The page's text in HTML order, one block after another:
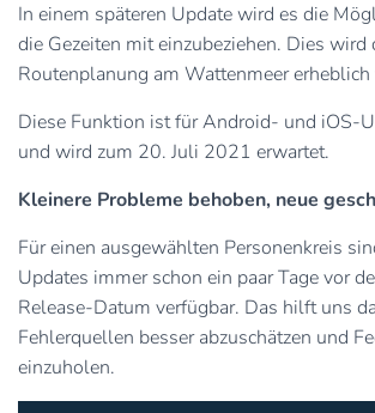
In einem späteren Update wird es die
die Gezeiten mit einzubeziehen. Dies wird
Routenplanung am Wattenmeer erheblich
Diese Funktion ist für Android- und iOS-
und wird zum 20. Juli 2021 erwartet.
Kleinere Probleme behoben, neue
Für einen ausgewählten Personenkreis
Updates immer schon ein paar Tage vor
Release-Datum verfügbar. Das hilft uns
Fehlerquellen besser abzuschätzen und
einzuholen.